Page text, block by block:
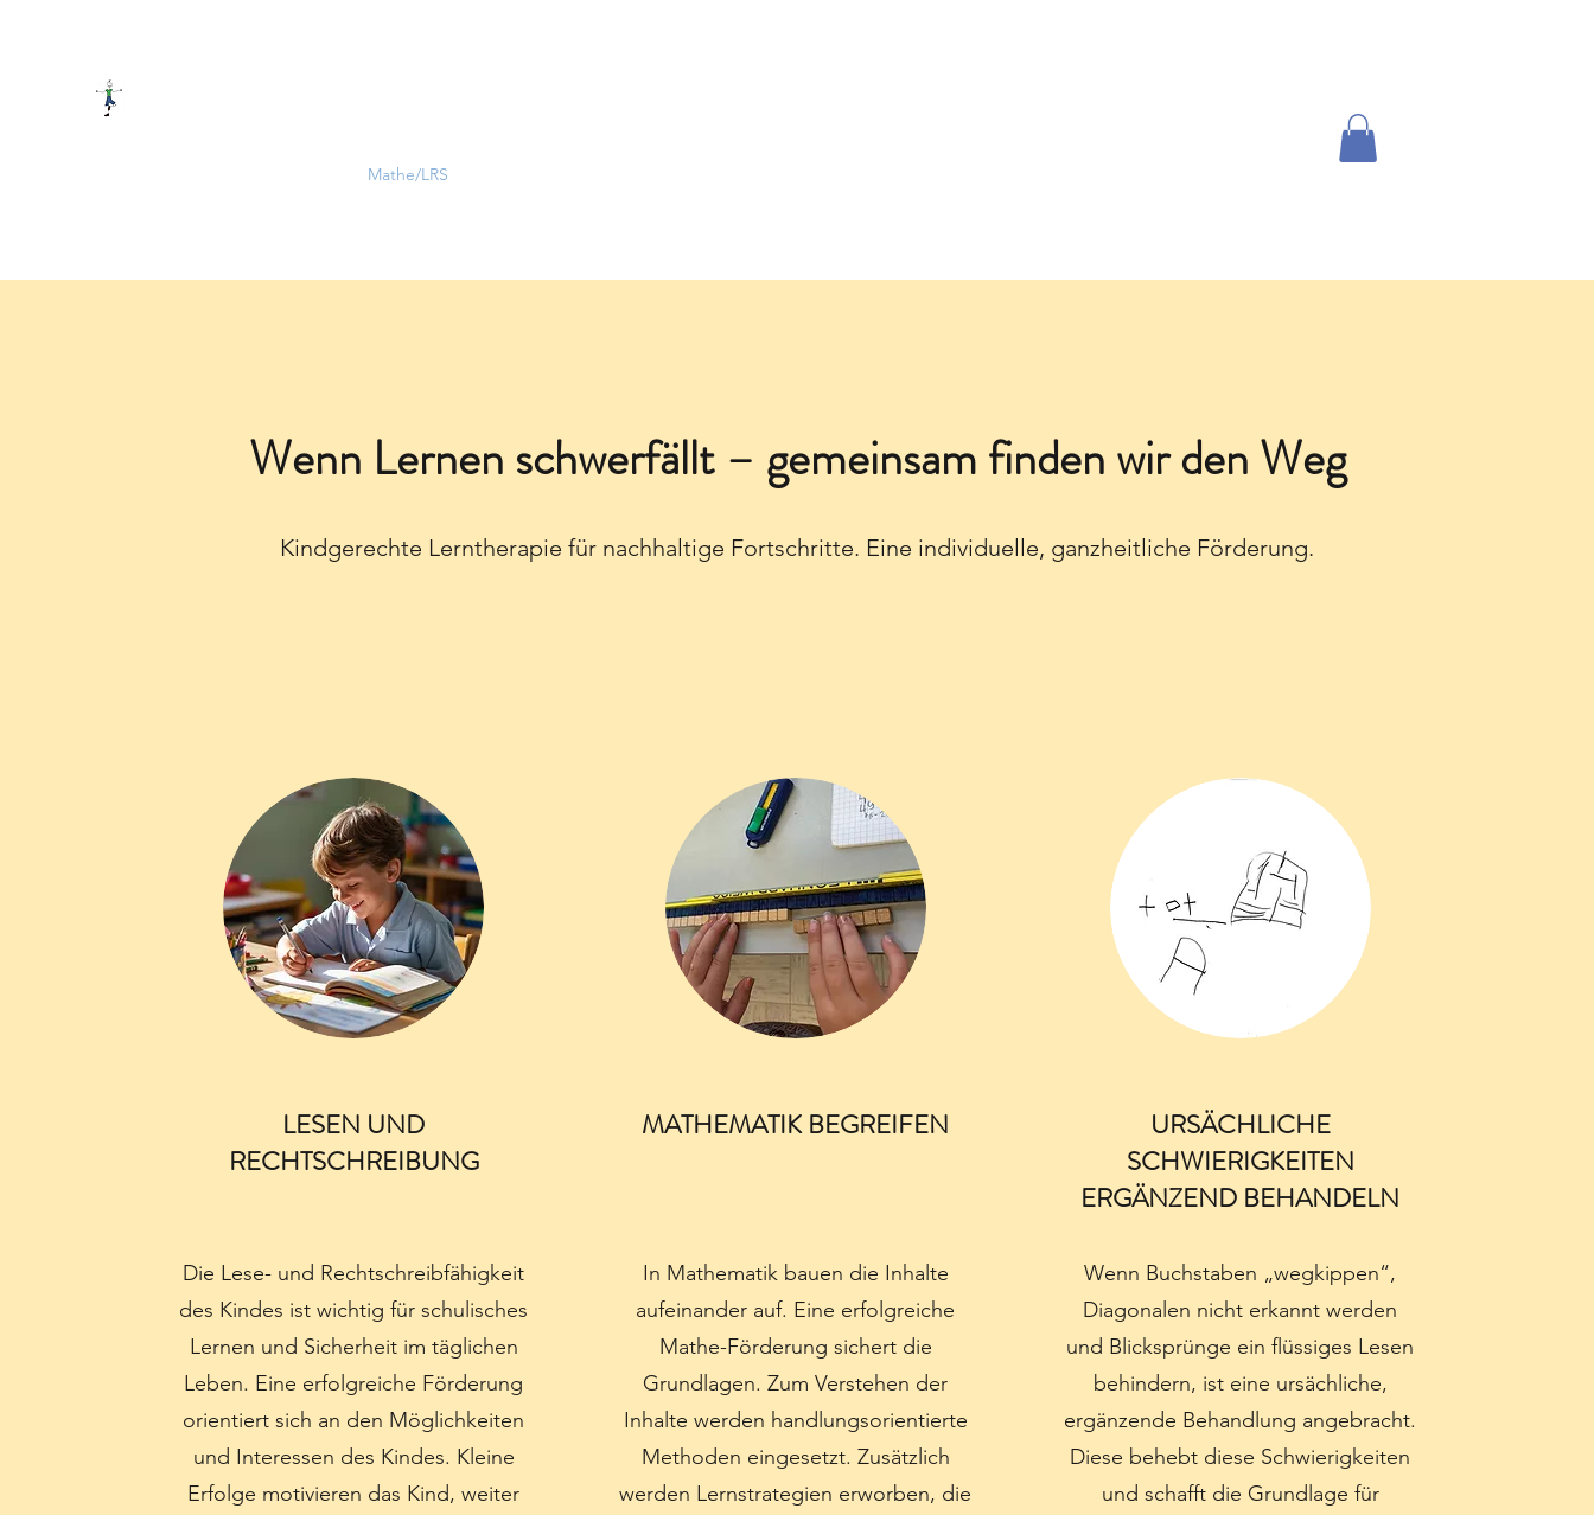
Mathe/LRS
Wenn Lernen schwerfällt – gemeinsam finden wir den Weg
Kindgerechte Lerntherapie für nachhaltige Fortschritte. Eine individuelle, ganzheitliche Förderung.
LESEN UND
RECHTSCHREIBUNG
Die Lese- und Rechtschreibfähigkeit
des Kindes ist wichtig für schulisches
Lernen und Sicherheit im täglichen
Leben. Eine erfolgreiche Förderung
orientiert sich an den Möglichkeiten
und Interessen des Kindes. Kleine
Erfolge motivieren das Kind, weiter
MATHEMATIK BEGREIFEN
In Mathematik bauen die Inhalte
aufeinander auf. Eine erfolgreiche
Mathe-Förderung sichert die
Grundlagen. Zum Verstehen der
Inhalte werden handlungsorientierte
Methoden eingesetzt. Zusätzlich
werden Lernstrategien erworben, die
URSÄCHLICHE
SCHWIERIGKEITEN
ERGÄNZEND BEHANDELN
Wenn Buchstaben „wegkippen“,
Diagonalen nicht erkannt werden
und Blicksprünge ein flüssiges Lesen
behindern, ist eine ursächliche,
ergänzende Behandlung angebracht.
Diese behebt diese Schwierigkeiten
und schafft die Grundlage für